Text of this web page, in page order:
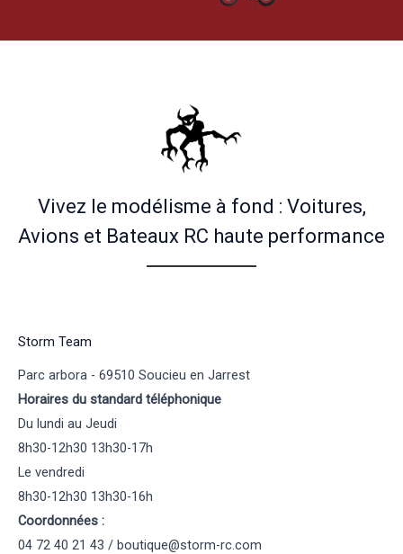
Vivez le modélisme à fond : Voitures,
Avions et Bateaux RC haute performance
Storm Team
Parc arbora - 69510 Soucieu en Jarrest
Horaires du standard téléphonique
Du lundi au Jeudi
8h30-12h30 13h30-17h
Le vendredi
8h30-12h30 13h30-16h
Coordonnées :
04 72 40 21 43 / boutique@storm-rc.com